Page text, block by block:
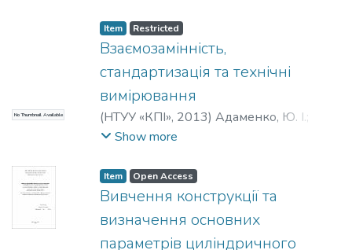
No Thumbnail Available
Item Restricted
Взаємозамінність,
стандартизація та технічні
вимірювання
(НТУУ «КПІ», 2013) Адаменко, Ю. І.;
Герасимчук, О. М.
Show more
Item Open Access
Вивчення конструкції та
визначення основних
параметрів циліндричного